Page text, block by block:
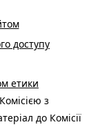
доступу
етики
з
до Комісії